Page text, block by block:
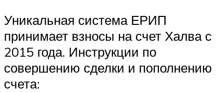
Уникальная система ЕРИП
принимает взносы на счет Халва с
2015 года. Инструкции по
совершению сделки и пополнению
счета: